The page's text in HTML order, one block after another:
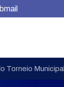
Torneio